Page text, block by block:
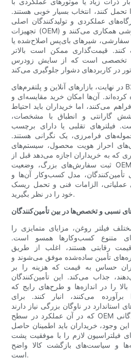
کنند، انتخاب بسیار خوبی هستند.
عملکردی و تولیدکنندگان اصلی
تجهیزات (OEM) برای توسعه راه‌حل‌های سفارشی همکاری می‌کنند و
سفارشی، شیرهای بای‌پس اصلاح‌شده یا
قیمت‌گذاری ممکن است بالاتر
تخصصی است که از سایش زودرس
در نهایت، بازارهای آنلاین و پلتفرم‌های B2B دسترسی به طیف وسیعی
کرده‌اند. آن‌ها امکان خرید مقایسه‌ای و
می‌کنند، اما خریداران باید احتیاط
گارانتی و انطباق با مشخصات،
فیلترهای تقلبی یا دارای برچسب
فرامرزی، یک نگرانی هستند.
احراز هویت محصول، سیستم‌های
که به خریداران اجازه می‌دهد قبل از
ثبت سفارش‌های بزرگ، وضعیت OEM را تأیید کنند، با این ریسک
تأمین‌کنندگان، مدل کسب‌وکار آن‌ها و
عملیاتی، الزامات فنی و تحمل ریسک
خود را در نظر بگیرید.
نسبی و تخصص‌ها در بین تأمین‌کنندگان
فیلتر روغن، مزایای متمایزی را
متنوع کسب‌وکارها همسو است.
رقابتی هستند، اغلب از طریق
تأمین ساده‌شده موفق می‌شوند و
حساس به قیمت که هزینه را بر
جذاب می‌کند. این تأمین‌کنندگان
را در اندازه‌ها و طرح‌های رایج که
می‌کنند، انبار کنند. برای
در ناوگان بزرگی نیاز دارند
که در آن عملکرد در سطح OEM حیاتی نیست، چنین تأمین‌کنندگانی
وجود، خریداران باید اطمینان حاصل
فیلتراسیون لازم را با موفقیت پشت
و سیاست‌های بازگشت کالا واضح
است.